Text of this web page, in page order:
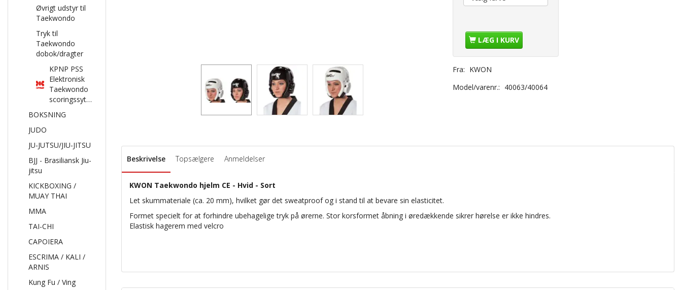
Øvrigt udstyr til
Taekwondo
Tryk til
Taekwondo
dobok/dragter
KPNP PSS
Elektronisk
Taekwondo
scoringssytem
BOKSNING
JUDO
JU-JUTSU/JIU-JITSU
BJJ - Brasiliansk Jiu-
jitsu
KICKBOXING /
MUAY THAI
MMA
TAI-CHI
CAPOIERA
ESCRIMA / KALI /
ARNIS
Kung Fu / Ving
LÆG I KURV
Fra: KWON
Model/varenr.: 40063/40064
Beskrivelse Topsælgere Anmeldelser
KWON Taekwondo hjelm CE - Hvid - Sort
Let skummateriale (ca. 20 mm), hvilket gør det sweatproof og i stand til at bevare sin elasticitet.
Formet specielt for at forhindre ubehagelige tryk på ørerne. Stor korsformet åbning i øredækkende sikrer hørelse er ikke hindres.
Elastisk hagerem med velcro